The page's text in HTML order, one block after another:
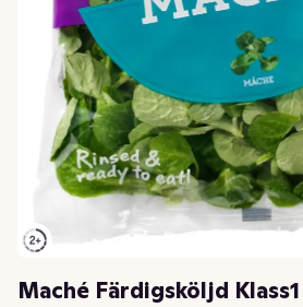
Maché Färdigsköljd Klass1